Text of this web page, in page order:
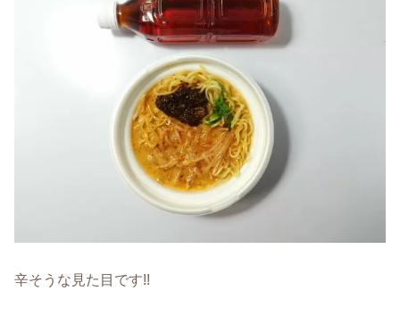
辛そうな見た目です!!